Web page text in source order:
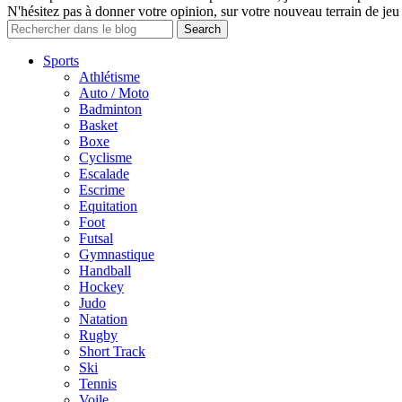
N'hésitez pas à donner votre opinion, sur votre nouveau terrain de
Sports
Athlétisme
Auto / Moto
Badminton
Basket
Boxe
Cyclisme
Escalade
Escrime
Equitation
Foot
Futsal
Gymnastique
Handball
Hockey
Judo
Natation
Rugby
Short Track
Ski
Tennis